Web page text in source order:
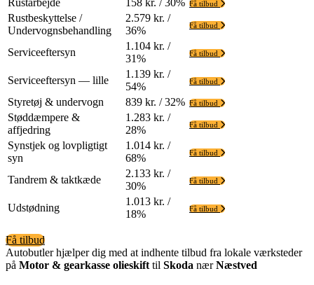
Rustarbejde 158 kr. / 30% Få tilbud
Rustbeskyttelse /
Undervognsbehandling
2.579 kr. /
36%
Få tilbud
Serviceeftersyn
1.104 kr. /
31%
Få tilbud
Serviceeftersyn — lille
1.139 kr. /
54%
Få tilbud
Styretøj & undervogn 839 kr. / 32% Få tilbud
Støddæmpere &
affjedring
1.283 kr. /
28%
Få tilbud
Synstjek og lovpligtigt
syn
1.014 kr. /
68%
Få tilbud
Tandrem & taktkæde
2.133 kr. /
30%
Få tilbud
Udstødning
1.013 kr. /
18%
Få tilbud
Få tilbud
Autobutler hjælper dig med at indhente tilbud fra lokale værksteder
på Motor & gearkasse olieskift til Skoda nærNæstved